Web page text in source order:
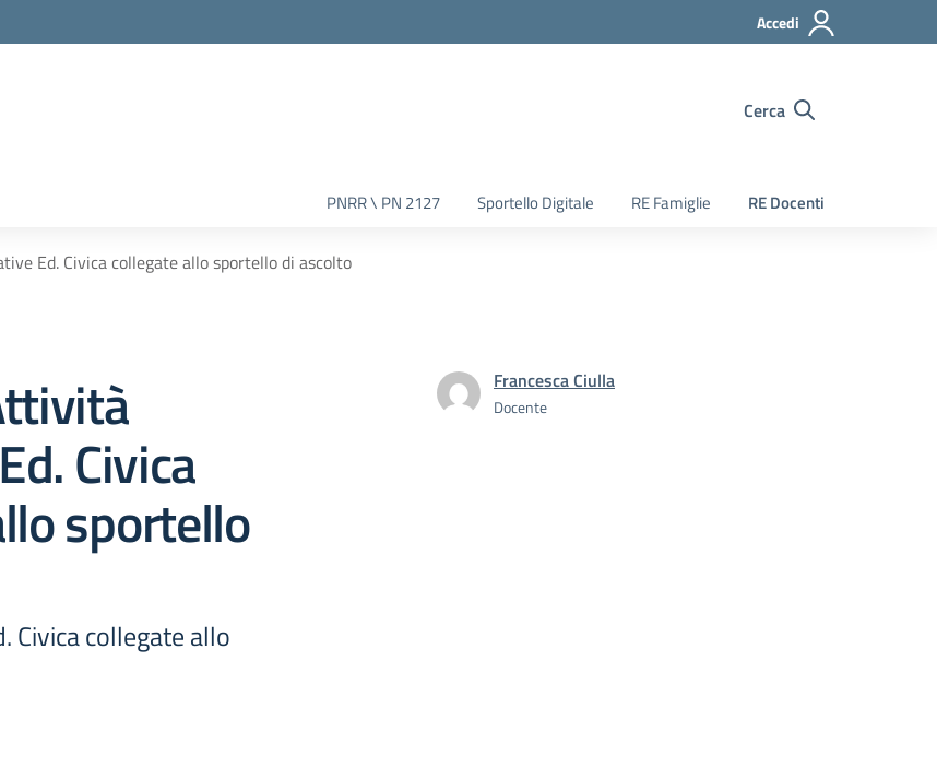
Accedi
Cerca
PNRR \ PN 2127 Sportello Digitale RE Famiglie RE Docenti
Ed. Civica collegate allo sportello di ascolto
Civica
sportello
Civica collegate allo
Francesca Ciulla
Docente